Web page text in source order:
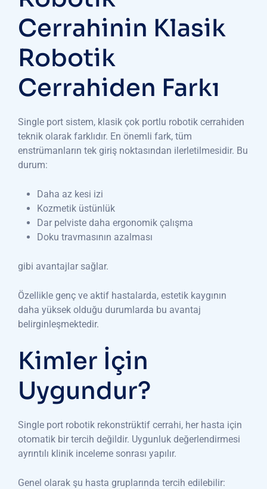
Cerrahinin Klasik
Robotik
Cerrahiden Farkı
Single port sistem, klasik çok portlu robotik cerrahiden
teknik olarak farklıdır. En önemli fark, tüm
enstrümanların tek giriş noktasından ilerletilmesidir. Bu
durum:
Daha az kesi izi
Kozmetik üstünlük
Dar pelviste daha ergonomik çalışma
Doku travmasının azalması
gibi avantajlar sağlar.
Özellikle genç ve aktif hastalarda, estetik kaygının
daha yüksek olduğu durumlarda bu avantaj
belirginleşmektedir.
Kimler İçin
Uygundur?
Single port robotik rekonstrüktif cerrahi, her hasta için
otomatik bir tercih değildir. Uygunluk değerlendirmesi
ayrıntılı klinik inceleme sonrası yapılır.
Genel olarak şu hasta gruplarında tercih edilebilir: